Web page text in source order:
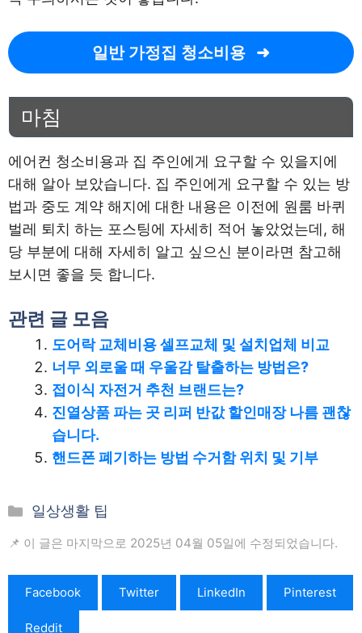
일반 가정집 청소비용
마침
에어컨 청소비용과 집 주인에게 요구할 수 있을지에
대해 알아 보았습니다. 집 주인에게 요구할 수 있는 방
법과 중도 계약 해지에 대한 내용은 이전에 원룸 바퀴
벌레 퇴치 하는 포스팅에 자세히 적어 놓았었는데, 해
당 부분에 대해 자세히 알고 싶으신 분이라면 참고해
보시면 좋을 듯 합니다.
관련 글 모음
도어락 교체비용 셀프교체 및 설치업체 비교
너무 외로울 때 우울감 탈출하는 방법은?
접이식 자전거 추천 브랜드는?
진열상품 파는 곳 리퍼 반값 할인매장 나름 괜찮
습니다.
핸드폰 폐기하는 방법 수거함 위치 및 기부
카
고
리
일상생활 팁
📌 이 글은 마지막으로 2025년 04월 05일에 수정되었습니다.
Facebook Twitter LinkedIn Pinterest
Reddit